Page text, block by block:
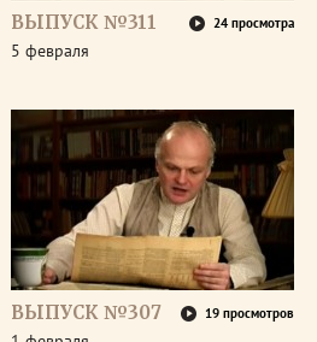
ВЫПУСК №311 24 просмотра
5 февраля
ВЫПУСК №307 19 просмотров